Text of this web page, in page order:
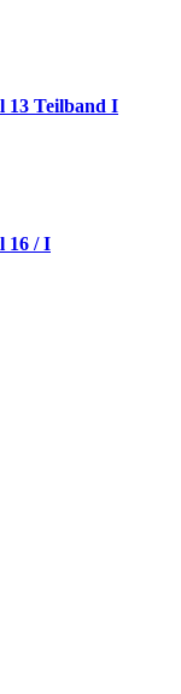
13 Teilband I
16 / I